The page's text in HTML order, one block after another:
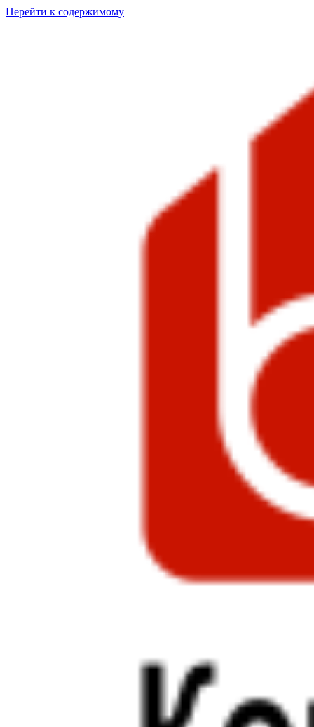
Перейти к содержимому